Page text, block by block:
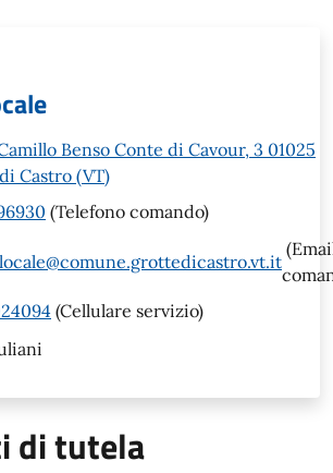
Benso Conte di Cavour, 3 01025
Castro (VT)
(Telefono comando)
(Cellulare servizio)
di tutela